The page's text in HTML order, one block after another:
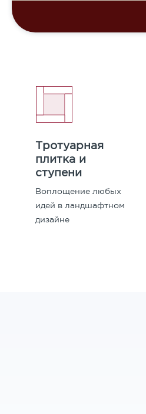
Тротуарная
плитка и
ступени
Воплощение любых
идей в ландшафтном
дизайне